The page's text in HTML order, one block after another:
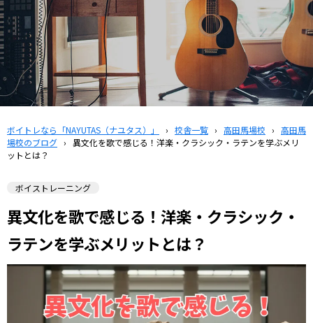
ボイトレなら「NAYUTAS（ナユタス）」 › 校舎一覧 › 高田馬場校 › 高田馬
場校のブログ › 異文化を歌で感じる！洋楽・クラシック・ラテンを学ぶメリ
ットとは？
ボイストレーニング
異文化を歌で感じる！洋楽・クラシック・
ラテンを学ぶメリットとは？